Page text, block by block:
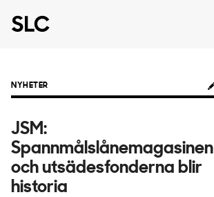
NYHETER
JSM:
Spannmålslånemagasinen
och utsädesfonderna blir
historia